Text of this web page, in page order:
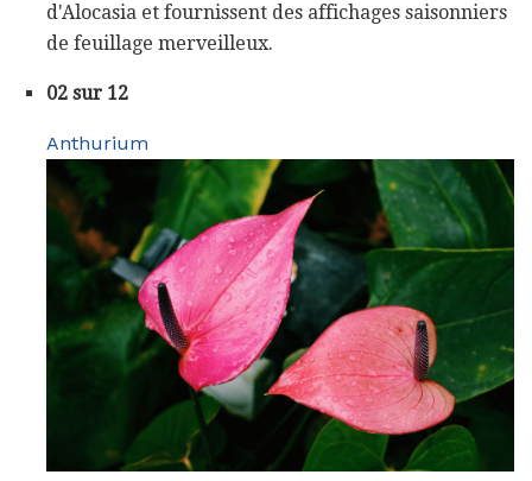
d'Alocasia et fournissent des affichages saisonniers
de feuillage merveilleux.
02 sur 12
Anthurium